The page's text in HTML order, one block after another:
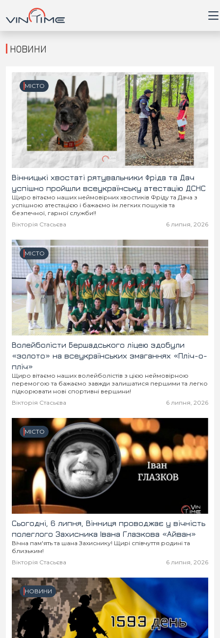
Головна
Війна
Новини
Кримінал
Здоров'я
Приватна думка
В кулуарах
Місто
Життя
Відео
Конфлікти
Партнери
Спорт
Історія
Спорт
Футбол
Контакти
Підписатись на нас у Telegram
НОВИНИ
МІСТО
Вінницькі хвостаті рятувальники Фріда та Дач
успішно пройшли всеукраїнську атестацію ДСНС
Щиро вітаємо наших неймовірних хвостиків Фріду та Дача з
успішною атестацією і бажаємо їм легких пошуків та
безпечної, гарної служби!!
Вікторія Стасьєва
6 липня, 2026
МІСТО
Волейболісти Бершадського ліцею здобули
«золото» на всеукраїнських змаганнях «Пліч-о-
пліч»
Щиро вітаємо наших волейболістів з цією неймовірною
перемогою та бажаємо завжди залишатися першими та легко
підкорювати нові спортивні вершини!
Вікторія Стасьєва
6 липня, 2026
МІСТО
Сьогодні, 6 липня, Вінниця проводжає у вічність
полеглого Захисника Івана Глазкова «Айван»
Вічна пам'ять та шана Захиснику! Щирі співчуття родині та
близьким!
Вікторія Стасьєва
6 липня, 2026
НОВИНИ